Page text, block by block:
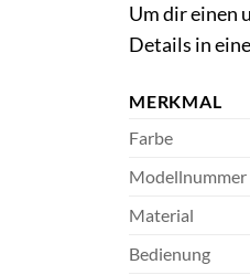
Um dir einen
Details in
MERKMAL
Farbe
Modellnummer
Material
Bedienung